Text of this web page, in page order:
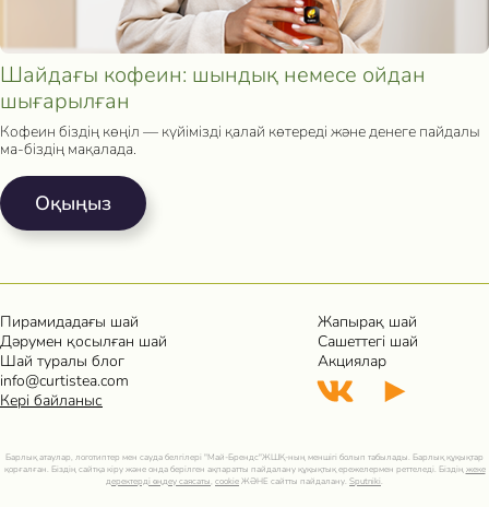
Шайдағы кофеин: шындық немесе ойдан
шығарылған
Кофеин біздің көңіл — күйімізді қалай көтереді және денеге пайдалы
ма-біздің мақалада.
Oқыңыз
Пирамидадағы шай
Жапырақ шай
Дәрумен қосылған шай
Сашеттегі шай
Шай туралы блог
Акциялар
Кері байланыс
info@curtistea.com
Барлық атаулар, логотиптер мен сауда белгілері "Май-Брендс"ЖШҚ-ның меншігі болып табылады. Барлық құқықтар
қорғалған. Біздің сайтқа кіру және онда берілген ақпаратты пайдалану құқықтық ережелермен реттеледі. Біздіңжеке
деректерді өңдеу саясаты, cookieЖӘНЕ сайтты пайдалану. Sputniki.